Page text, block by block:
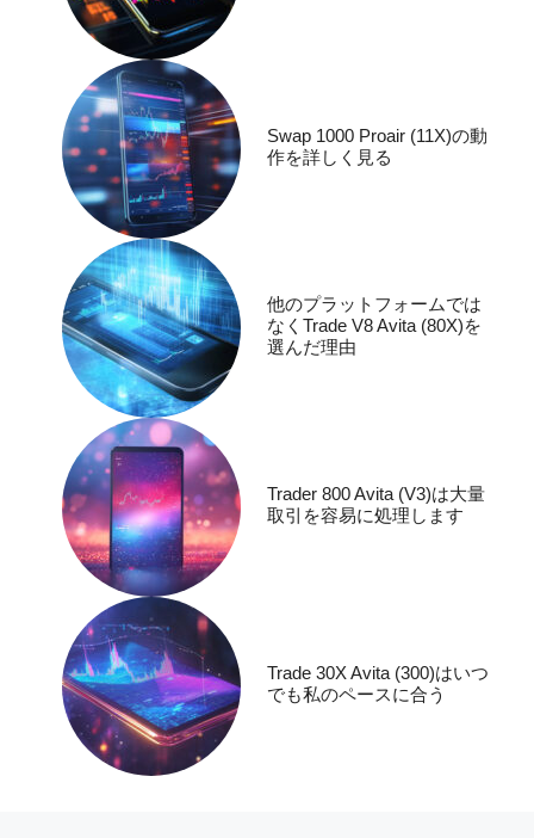
Swap 1000 Proair (11X)の動
作を詳しく見る
他のプラットフォームでは
なくTrade V8 Avita (80X)を
選んだ理由
Trader 800 Avita (V3)は大量
取引を容易に処理します
Trade 30X Avita (300)はいつ
でも私のペースに合う